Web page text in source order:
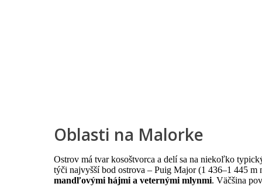
Oblasti na Malorke
Ostrov má tvar kosoštvorca a delí sa na niekoľko
týči najvyšší bod ostrova – Puig Major (1 436–1 445 m
mandľovými hájmi a veternými mlynmi. Väčšina